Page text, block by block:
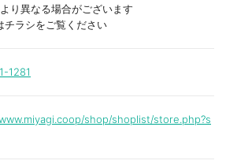
り異なる場合がございます
チラシをご覧ください
1281
shop/shoplist/store.php?s